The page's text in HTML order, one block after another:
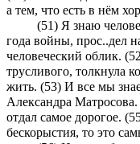
а тем, что есть в нём
(51) Я знаю
года войны, прос..дел
человеческий облик.
трусливого, толкнула
жить. (53) И все мы
Александра
отдал самое дорогое.
бескорыстия, то это